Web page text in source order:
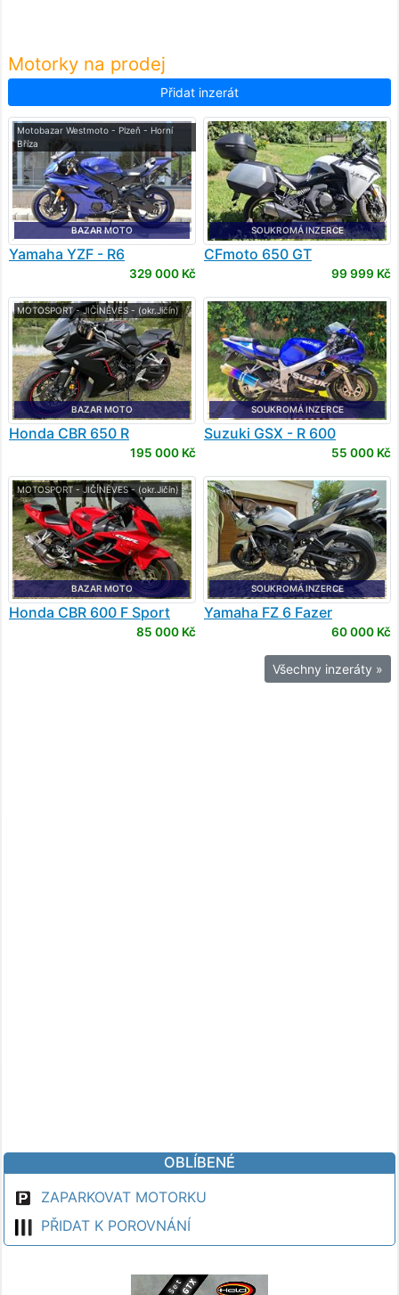
Motorky na prodej
Přidat inzerát
Motobazar Westmoto - Plzeň - Horní
Bříza
BAZAR MOTO
Yamaha YZF - R6
329 000 Kč
SOUKROMÁ INZERCE
CFmoto 650 GT
99 999 Kč
MOTOSPORT - JIČÍNĚVES - (okr.Jičín)
BAZAR MOTO
Honda CBR 650 R
195 000 Kč
SOUKROMÁ INZERCE
Suzuki GSX - R 600
55 000 Kč
MOTOSPORT - JIČÍNĚVES - (okr.Jičín)
BAZAR MOTO
Honda CBR 600 F Sport
85 000 Kč
SOUKROMÁ INZERCE
Yamaha FZ 6 Fazer
60 000 Kč
Všechny inzeráty »
OBLÍBENÉ
ZAPARKOVAT MOTORKU
PŘIDAT K POROVNÁNÍ